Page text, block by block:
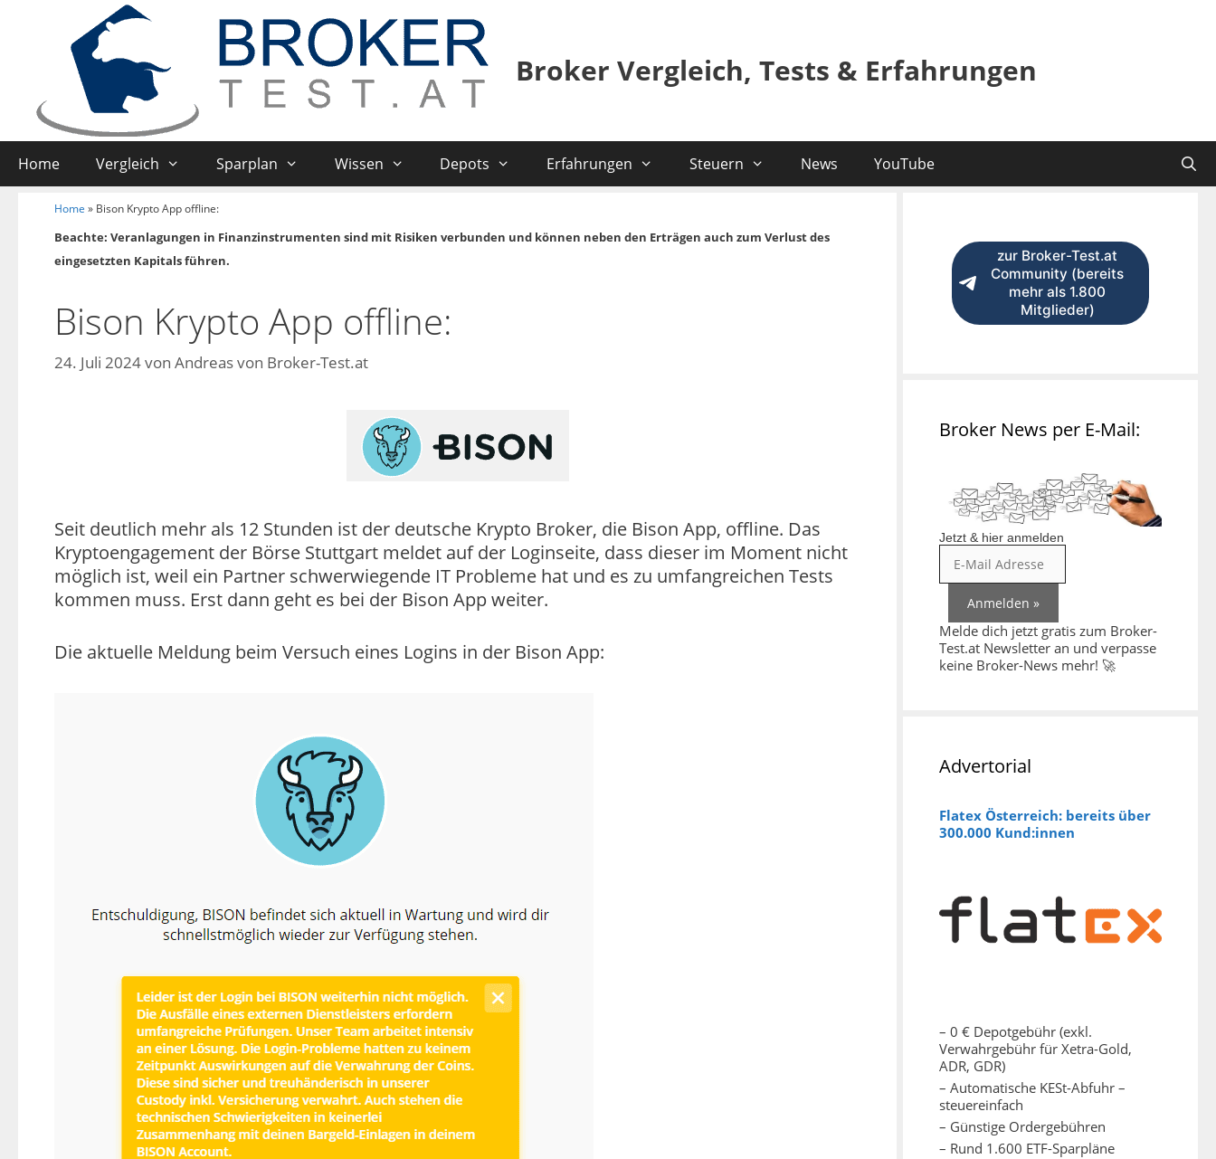
Broker Vergleich, Tests & Erfahrungen
Home Vergleich Sparplan Wissen Depots Erfahrungen Steuern News YouTube
Home » Bison Krypto App offline:
Beachte: Veranlagungen in Finanzinstrumenten sind mit Risiken verbunden und können neben den Erträgen auch zum Verlust des
eingesetzten Kapitals führen.
Bison Krypto App offline:
24. Juli 2024von Andreas von Broker-Test.at
Seit deutlich mehr als 12 Stunden ist der deutsche Krypto Broker, die Bison App, offline. Das
Kryptoengagement der Börse Stuttgart meldet auf der Loginseite, dass dieser im Moment nicht
möglich ist, weil ein Partner schwerwiegende IT Probleme hat und es zu umfangreichen Tests
kommen muss. Erst dann geht es bei der Bison App weiter.
Die aktuelle Meldung beim Versuch eines Logins in der Bison App:
zur Broker-Test.at
Community (bereits
mehr als 1.800
Mitglieder)
Broker News per E-Mail:
Jetzt & hier anmelden
Melde dich jetzt gratis zum Broker-
Test.at Newsletter an und verpasse
keine Broker-News mehr! 🚀
Advertorial
Flatex Österreich: bereits über
300.000 Kund:innen
– 0 € Depotgebühr (exkl.
Verwahrgebühr für Xetra-Gold,
ADR, GDR)
– Automatische KESt-Abfuhr –
steuereinfach
– Günstige Ordergebühren
– Rund 1.600 ETF-Sparpläne